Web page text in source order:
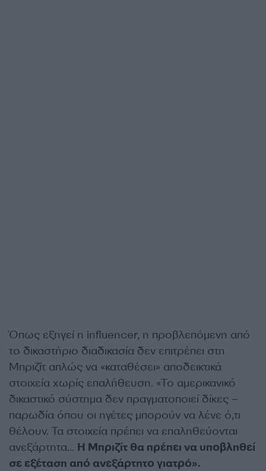
Όπως εξηγεί η influencer, η προβλεπόμενη από
το δικαστήριο διαδικασία δεν επιτρέπει στη
Μπριζίτ απλώς να «καταθέσει» αποδεικτικά
στοιχεία χωρίς επαλήθευση. «Το αμερικανικό
δικαστικό σύστημα δεν πραγματοποιεί δίκες –
παρωδία όπου οι ηγέτες μπορούν να λένε ό,τι
θέλουν. Τα στοιχεία πρέπει να επαληθεύονται
ανεξάρτητα… Η Μπριζίτ θα πρέπει να υποβληθεί
σε εξέταση από ανεξάρτητο γιατρό».